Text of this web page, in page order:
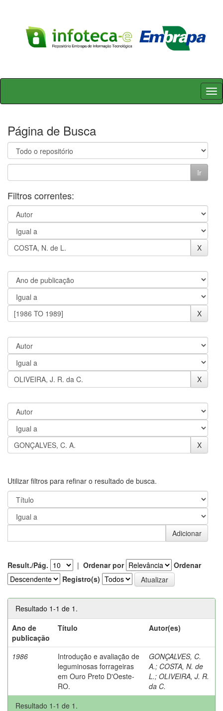
Skip
Página de Busca
Filtros correntes:
Utilizar filtros para refinar o resultado de busca.
Result./Pág. | Ordenar por
Ordenar
Registro(s)
Resultado 1-1 de 1.
Ano de
publicação
Título Autor(es)
1986
Introdução e avaliação de
leguminosas forrageiras
em Ouro Preto D'Oeste-
RO.
GONÇALVES, C.
A.; COSTA, N. de
L.; OLIVEIRA, J. R.
da C.
Resultado 1-1 de 1.